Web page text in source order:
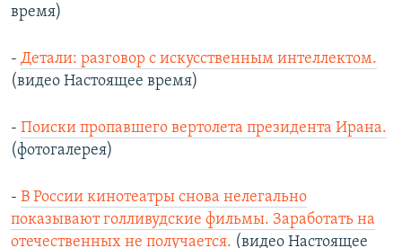
время)
- Детали: разговор с искусственным интеллектом.
(видео Настоящее время)
- Поиски пропавшего вертолета президента Ирана.
(фотогалерея)
- В России кинотеатры снова нелегально
показывают голливудские фильмы. Заработать на
отечественных не получается. (видео Настоящее